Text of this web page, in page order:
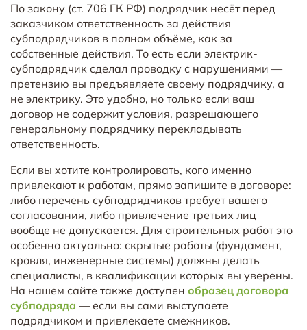
По закону (ст. 706 ГК РФ) подрядчик несёт перед
заказчиком ответственность за действия
субподрядчиков в полном объёме, как за
собственные действия. То есть если электрик-
субподрядчик сделал проводку с нарушениями —
претензию вы предъявляете своему подрядчику, а
не электрику. Это удобно, но только если ваш
договор не содержит условия, разрешающего
генеральному подрядчику перекладывать
ответственность.
Если вы хотите контролировать, кого именно
привлекают к работам, прямо запишите в договоре:
либо перечень субподрядчиков требует вашего
согласования, либо привлечение третьих лиц
вообще не допускается. Для строительных работ это
особенно актуально: скрытые работы (фундамент,
кровля, инженерные системы) должны делать
специалисты, в квалификации которых вы уверены.
На нашем сайте также доступен образец договора
субподряда — если вы сами выступаете
подрядчиком и привлекаете смежников.